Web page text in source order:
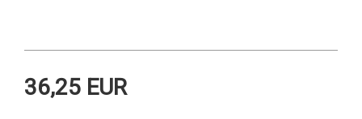
36,25 EUR